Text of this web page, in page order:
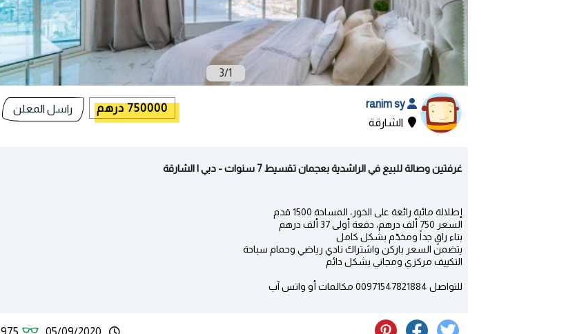
1
/
3
ranim sy
الشارقة
750000 درهم راسل المعلن
غرفتين وصالة للبيع في الراشدية بعجمان تقسيط 7 سنوات - دبي | الشارقة
إطلالة مائية رائعة على الخور، المساحة 1500 قدم
السعر 750 ألف درهم، دفعة أولى 37 ألف درهم
بناء راقٍ جداً ومخدّم بشكل كامل
يتضمن السعر باركن واشتراك نادي رياضي وحمام سباحة
التكييف مركزي ومجاني بشكل دائم
للتواصل 00971547821884 مكالمات أو واتس آب